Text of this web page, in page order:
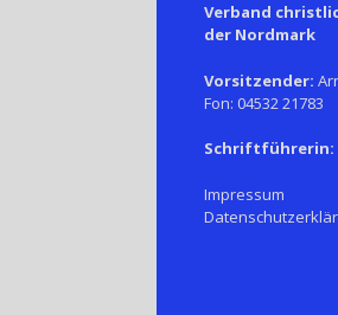
Verband
der Nordmark
Vorsitzender:
Fon: 04532 21783
Schriftführerin:
Impressum